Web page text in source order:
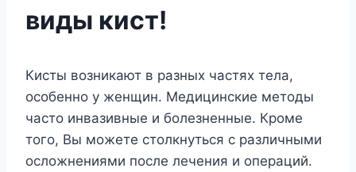
виды кист!
Кисты возникают в разных частях тела,
особенно у женщин. Медицинские методы
часто инвазивные и болезненные. Кроме
того, Вы можете столкнуться с различными
осложнениями после лечения и операций.